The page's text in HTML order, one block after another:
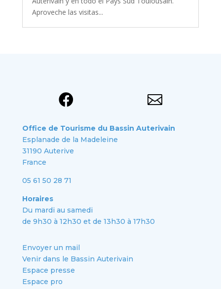
Aproveche las visitas...
 
Office de Tourisme du Bassin Auterivain
Esplanade de la Madeleine
31190 Auterive
France
05 61 50 28 71
Horaires
Du mardi au samedi
de 9h30 à 12h30 et de 13h30 à 17h30
Envoyer un mail
Venir dans le Bassin Auterivain
Espace presse
Espace pro